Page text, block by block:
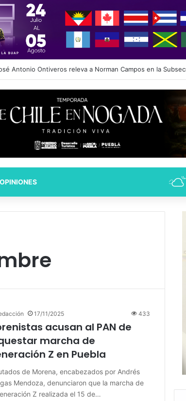
Secretaría Ejecutiva del Sistema de Protección de Niñas,
OPINIONES
17/11/2025 433
acusan al PAN de
marcha de
Z en Puebla
de Morena, encabezados por Andrés
Mendoza, denunciaron que la marcha de
Z realizada el 15 de…